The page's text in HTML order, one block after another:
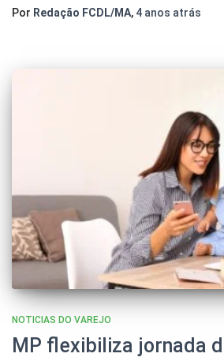
Por Redação FCDL/MA, 4 anos atrás
NOTICIAS DO VAREJO
MP flexibiliza jornada